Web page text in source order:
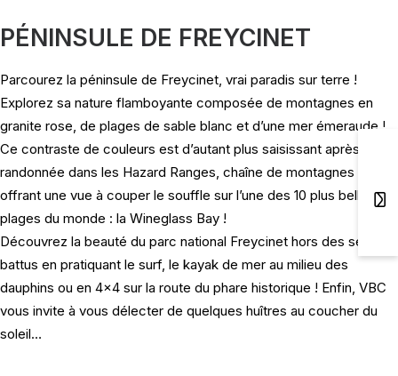
PÉNINSULE DE FREYCINET
Parcourez la péninsule de Freycinet, vrai paradis sur terre !
Explorez sa nature flamboyante composée de montagnes en
granite rose, de plages de sable blanc et d’une mer émeraude !
Ce contraste de couleurs est d’autant plus saisissant après une
randonnée dans les Hazard Ranges, chaîne de montagnes
offrant une vue à couper le souffle sur l’une des 10 plus belles
plages du monde : la Wineglass Bay !
Découvrez la beauté du parc national Freycinet hors des sentiers
battus en pratiquant le surf, le kayak de mer au milieu des
dauphins ou en 4×4 sur la route du phare historique ! Enfin, VBC
vous invite à vous délecter de quelques huîtres au coucher du
soleil…